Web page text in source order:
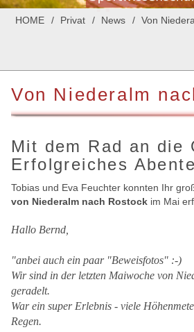
HOME Privat News Von
Von Niederalm
Mit dem Rad an die
Erfolgreiches
Tobias und Eva Feuchter konnten Ihr
von Niederalm nach Rostock im Mai
Hallo Bernd,
"anbei auch ein paar "Beweisfotos" :-)
Wir sind in der letzten Maiwoche von
geradelt.
War ein super Erlebnis - viele
Regen.